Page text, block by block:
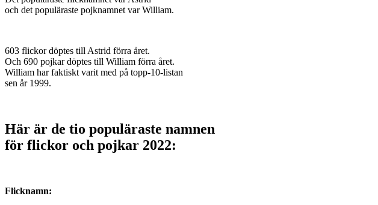
och det populäraste pojknamnet var William.
603 flickor döptes till Astrid förra året.
Och 690 pojkar döptes till William förra året.
William har faktiskt varit med på topp-10-listan
sen år 1999.
Här är de tio populäraste namnen
för flickor och pojkar 2022:
Flicknamn: